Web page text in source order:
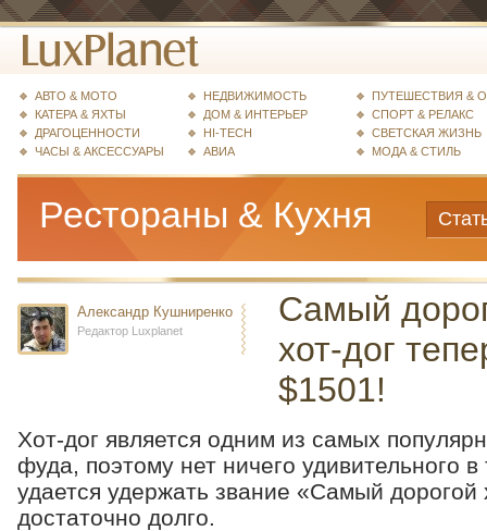
АВТО & МОТО
КАТЕРА & ЯХТЫ
ДРАГОЦЕННОСТИ
ЧАСЫ & АКСЕССУАРЫ
НЕДВИЖИМОСТЬ
ДОМ & ИНТЕРЬЕР
HI-TECH
АВИА
ПУТЕШЕСТВИЯ &
СПОРТ & РЕЛАКС
СВЕТСКАЯ ЖИЗНЬ
МОДА & СТИЛЬ
Рестораны & Кухня
Александр Кушниренко
Редактор Luxplanet
Самый
хот-дог
$1501!
Хот-дог является одним из самых
фуда, поэтому нет ничего удивительного
удается удержать звание «Самый дорогой
достаточно долго.